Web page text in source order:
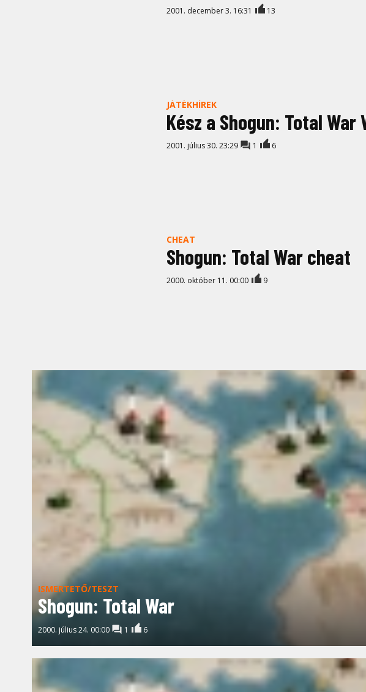
2001. december 3. 16:31 13
JÁTÉKHÍREK
Kész a Shogun: Total War
2001. július 30. 23:29 1 6
CHEAT
Shogun: Total War cheat
2000. október 11. 00:00 9
ISMERTETŐ/TESZT
Shogun: Total War
2000. július 24. 00:00 1 6